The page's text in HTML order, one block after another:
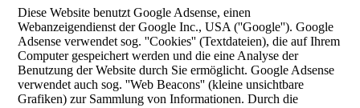
Diese Website benutzt Google Adsense, einen
Webanzeigendienst der Google Inc., USA (''Google''). Google
Adsense verwendet sog. ''Cookies'' (Textdateien), die auf Ihrem
Computer gespeichert werden und die eine Analyse der
Benutzung der Website durch Sie ermöglicht. Google Adsense
verwendet auch sog. ''Web Beacons'' (kleine unsichtbare
Grafiken) zur Sammlung von Informationen. Durch die